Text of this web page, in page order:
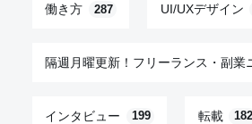
働き方 287 UI/UXデザイン
隔週月曜更新！フリーランス・副業
インタビュー 199 転載 182